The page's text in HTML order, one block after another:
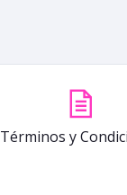
Términos y